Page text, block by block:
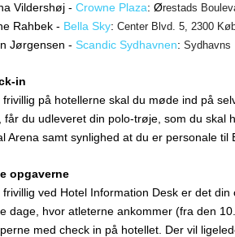
Vildershøj - Crowne Plaza: Ørestads
Rahbek - Bella Sky: Center Blvd. 5, 2300
Jørgensen - Scandic Sydhavnen: Sydhavns
in
frivillig på hotellerne skal du møde ind på
får du udleveret din polo-trøje, som du skal
Arena samt synlighed at du er personale til
opgaverne
frivillig ved Hotel Information Desk er det
dage, hvor atleterne ankommer (fra den
med check in på hotellet. Der vil